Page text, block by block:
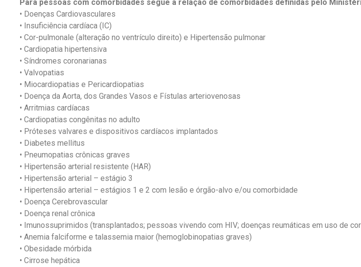
Para pessoas com comorbidades segue a relação de comorbidades definidas pelo
• Doenças Cardiovasculares
• Insuficiência cardíaca (IC)
• Cor-pulmonale (alteração no ventrículo direito) e Hipertensão pulmonar
• Cardiopatia hipertensiva
• Síndromes coronarianas
• Valvopatias
• Miocardiopatias e Pericardiopatias
• Doença da Aorta, dos Grandes Vasos e Fístulas arteriovenosas
• Arritmias cardíacas
• Cardiopatias congênitas no adulto
• Próteses valvares e dispositivos cardíacos implantados
• Diabetes mellitus
• Pneumopatias crônicas graves
• Hipertensão arterial resistente (HAR)
• Hipertensão arterial – estágio 3
• Hipertensão arterial – estágios 1 e 2 com lesão e órgão-alvo e/ou comorbidade
• Doença Cerebrovascular
• Doença renal crônica
• Imunossuprimidos (transplantados; pessoas vivendo com HIV; doenças reumáticas em uso de
• Anemia falciforme e talassemia maior (hemoglobinopatias graves)
• Obesidade mórbida
• Cirrose hepática